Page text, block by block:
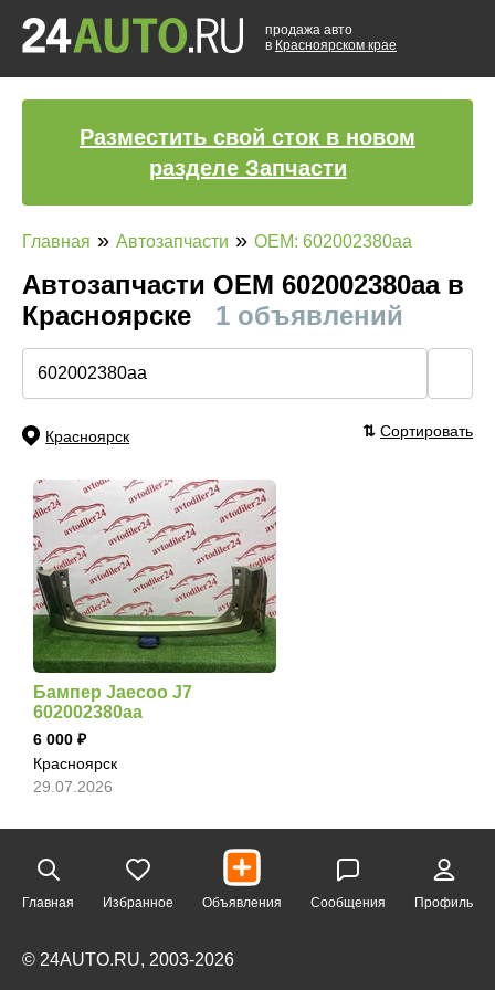
продажа авто
в Красноярском крае
Разместить свой сток в новом
разделе Запчасти
Главная » Автозапчасти » OEM: 602002380aa
Автозапчасти ОЕМ 602002380aa в
Красноярске
1 объявлений
Красноярск ⇅ Сортировать
Бампер Jaecoo J7
602002380aa
6 000
Красноярск
29.07.2026
Главная Избранное Объявления Сообщения Профиль
© 24AUTO.RU, 2003-2026